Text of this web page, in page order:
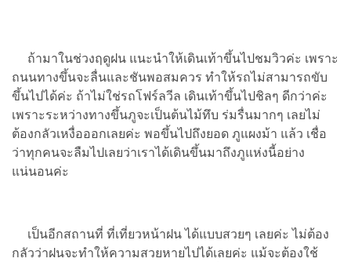
ถ้ามาในช่วงฤดูฝน แนะนำให้เดินเท้าขึ้นไปชมวิวค่ะ เพราะ
ถนนทางขึ้นจะลื่นและชันพอสมควร ทำให้รถไม่สามารถขับ
ขึ้นไปได้ค่ะ ถ้าไม่ใช่รถโฟร์ลวีล เดินเท้าขึ้นไปชิลๆ ดีกว่าค่ะ
เพราะระหว่างทางขึ้นภูจะเป็นต้นไม้ทึบ ร่มรื่นมากๆ เลยไม่
ต้องกลัวเหงื่อออกเลยค่ะ พอขึ้นไปถึงยอด ภูแผงม้า แล้ว เชื่อ
ว่าทุกคนจะลืมไปเลยว่าเราได้เดินขึ้นมาถึงภูแห่งนี้อย่าง
แน่นอนค่ะ
เป็นอีกสถานที่ ที่เที่ยวหน้าฝน ได้แบบสวยๆ เลยค่ะ ไม่ต้อง
กลัวว่าฝนจะทำให้ความสวยหายไปได้เลยค่ะ แม้จะต้องใช้